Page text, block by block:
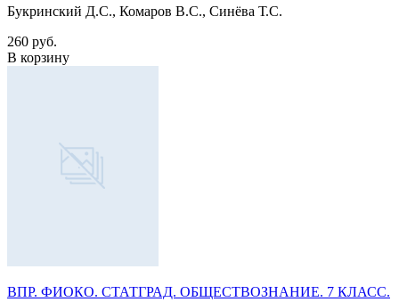
Букринский Д.С., Комаров В.С., Синёва Т.С.
260 руб.
В корзину
ВПР. ФИОКО. СТАТГРАД. ОБЩЕСТВОЗНАНИЕ. 7 КЛАСС.